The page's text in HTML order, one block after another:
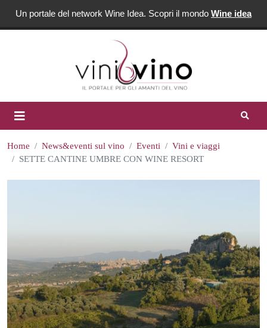
Un portale del network Wine Idea. Scopri il mondo Wine idea
Home News&eventi sul vino Eventi
Vini e viaggi
SETTE CANTINE UMBRE CON WINE RESORT